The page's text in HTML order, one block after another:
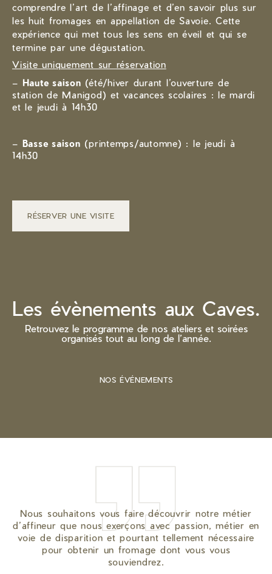
comprendre l’art de l’affinage et d’en savoir plus sur
les huit fromages en appellation de Savoie. Cette
expérience qui met tous les sens en éveil et qui se
termine par une dégustation.
Visite uniquement sur réservation
– Haute saison (été/hiver durant l’ouverture de
station de Manigod) et vacances scolaires : le mardi
et le jeudi à 14h30
– Basse saison (printemps/automne) : le jeudi à
14h30
RÉSERVER UNE VISITE
Les évènements aux Caves.
Retrouvez le programme de nos ateliers et soirées
organisés tout au long de l’année.
NOS ÉVÉNEMENTS
Nous souhaitons vous faire découvrir notre métier
d’affineur que nous exerçons avec passion, métier en
voie de disparition et pourtant tellement nécessaire
pour obtenir un fromage dont vous vous
souviendrez.